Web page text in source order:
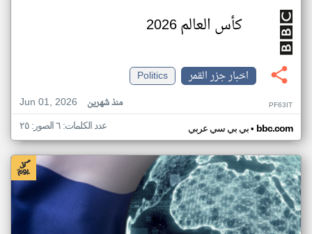
كأس العالم 2026
اخبار جزر القمر
Politics
Jun 01, 2026
منذ شهرين PF63IT
بي بي سي عربي• bbc.com عدد الكلمات: ٦ الصور: ٢٥